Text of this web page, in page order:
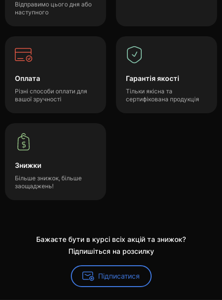
Відправимо цього дня або
наступного
Оплата
Різні способи оплати для
вашої зручності
Гарантія якості
Тільки якісна та
сертифікована продукція
Знижки
Більше знижок, більше
заощаджень!
Бажаєте бути в курсі всіх акцій та знижок?
Підпишіться на розсилку
Підписатися